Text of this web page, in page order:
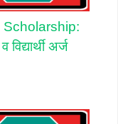
Scholarship:
अर्ज